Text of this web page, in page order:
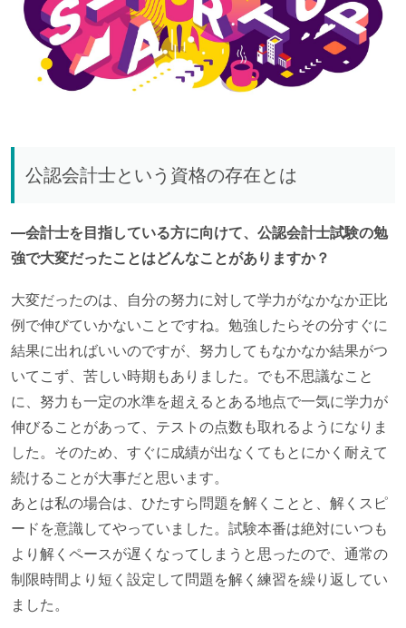
公認会計士という資格の存在とは
—会計士を目指している方に向けて、公認会計士試験の勉
強で大変だったことはどんなことがありますか？
大変だったのは、自分の努力に対して学力がなかなか正比
例で伸びていかないことですね。勉強したらその分すぐに
結果に出ればいいのですが、努力してもなかなか結果がつ
いてこず、苦しい時期もありました。でも不思議なこと
に、努力も一定の水準を超えるとある地点で一気に学力が
伸びることがあって、テストの点数も取れるようになりま
した。そのため、すぐに成績が出なくてもとにかく耐えて
続けることが大事だと思います。
あとは私の場合は、ひたすら問題を解くことと、解くスピ
ードを意識してやっていました。試験本番は絶対にいつも
より解くペースが遅くなってしまうと思ったので、通常の
制限時間より短く設定して問題を解く練習を繰り返してい
ました。